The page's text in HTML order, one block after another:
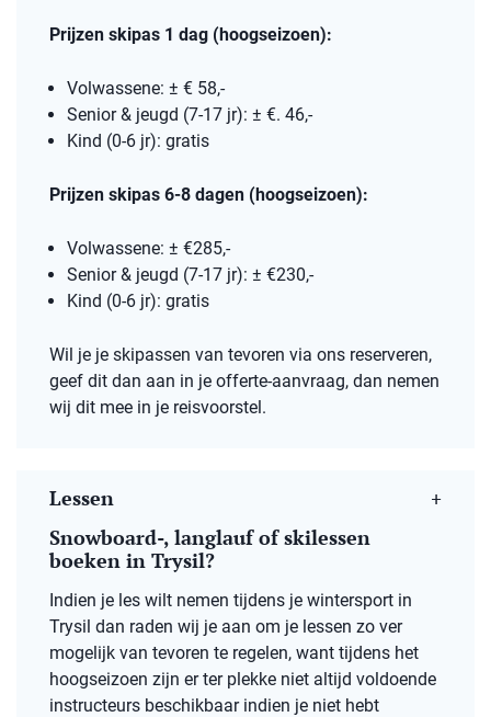
Prijzen skipas 1 dag (hoogseizoen):
Volwassene: ± € 58,-
Senior & jeugd (7-17 jr): ± €. 46,-
Kind (0-6 jr): gratis
Prijzen skipas 6-8 dagen (hoogseizoen):
Volwassene: ± €285,-
Senior & jeugd (7-17 jr): ± €230,-
Kind (0-6 jr): gratis
Wil je je skipassen van tevoren via ons reserveren,
geef dit dan aan in je offerte-aanvraag, dan nemen
wij dit mee in je reisvoorstel.
Lessen
Snowboard-, langlauf of skilessen
boeken in Trysil?
Indien je les wilt nemen tijdens je wintersport in
Trysil dan raden wij je aan om je lessen zo ver
mogelijk van tevoren te regelen, want tijdens het
hoogseizoen zijn er ter plekke niet altijd voldoende
instructeurs beschikbaar indien je niet hebt